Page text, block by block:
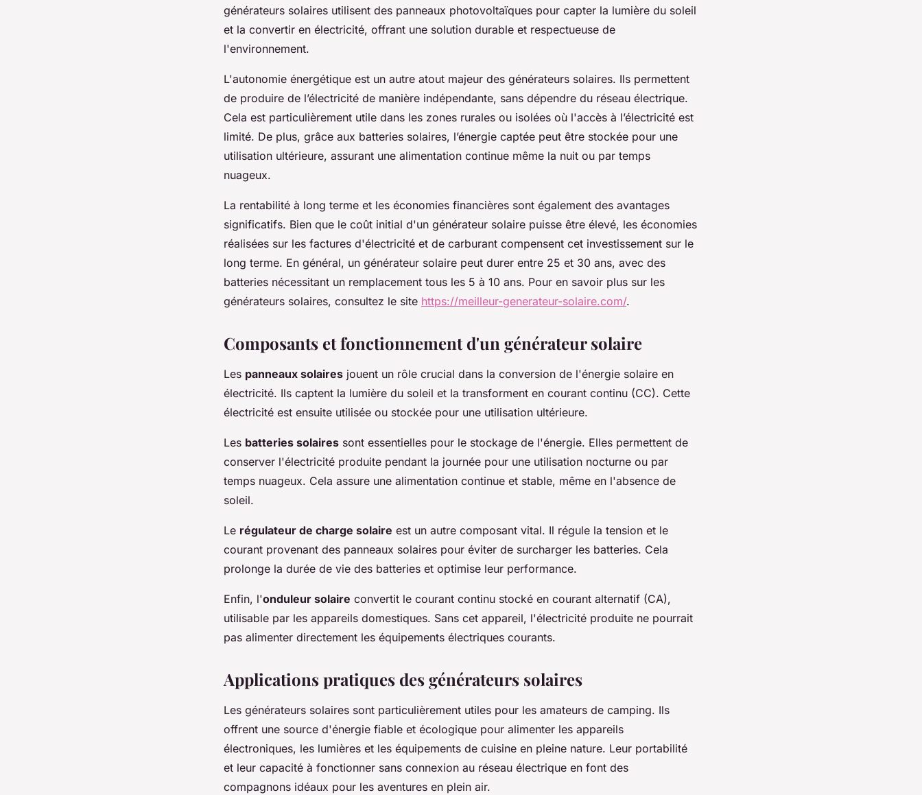
générateurs solaires utilisent des panneaux photovoltaïques pour capter la lumière du soleil
et la convertir en électricité, offrant une solution durable et respectueuse de
l'environnement.
L'autonomie énergétique est un autre atout majeur des générateurs solaires. Ils permettent
de produire de l’électricité de manière indépendante, sans dépendre du réseau électrique.
Cela est particulièrement utile dans les zones rurales ou isolées où l'accès à l’électricité est
limité. De plus, grâce aux batteries solaires, l’énergie captée peut être stockée pour une
utilisation ultérieure, assurant une alimentation continue même la nuit ou par temps
nuageux.
La rentabilité à long terme et les économies financières sont également des avantages
significatifs. Bien que le coût initial d'un générateur solaire puisse être élevé, les économies
réalisées sur les factures d'électricité et de carburant compensent cet investissement sur le
long terme. En général, un générateur solaire peut durer entre 25 et 30 ans, avec des
batteries nécessitant un remplacement tous les 5 à 10 ans. Pour en savoir plus sur les
générateurs solaires, consultez le site https://meilleur-generateur-solaire.com/.
Composants et fonctionnement d'un générateur solaire
Les panneaux solaires jouent un rôle crucial dans la conversion de l'énergie solaire en
électricité. Ils captent la lumière du soleil et la transforment en courant continu (CC). Cette
électricité est ensuite utilisée ou stockée pour une utilisation ultérieure.
Les batteries solaires sont essentielles pour le stockage de l'énergie. Elles permettent de
conserver l'électricité produite pendant la journée pour une utilisation nocturne ou par
temps nuageux. Cela assure une alimentation continue et stable, même en l'absence de
soleil.
Le régulateur de charge solaire est un autre composant vital. Il régule la tension et le
courant provenant des panneaux solaires pour éviter de surcharger les batteries. Cela
prolonge la durée de vie des batteries et optimise leur performance.
Enfin, l'onduleur solaire convertit le courant continu stocké en courant alternatif (CA),
utilisable par les appareils domestiques. Sans cet appareil, l'électricité produite ne pourrait
pas alimenter directement les équipements électriques courants.
Applications pratiques des générateurs solaires
Les générateurs solaires sont particulièrement utiles pour les amateurs de camping. Ils
offrent une source d'énergie fiable et écologique pour alimenter les appareils
électroniques, les lumières et les équipements de cuisine en pleine nature. Leur portabilité
et leur capacité à fonctionner sans connexion au réseau électrique en font des
compagnons idéaux pour les aventures en plein air.